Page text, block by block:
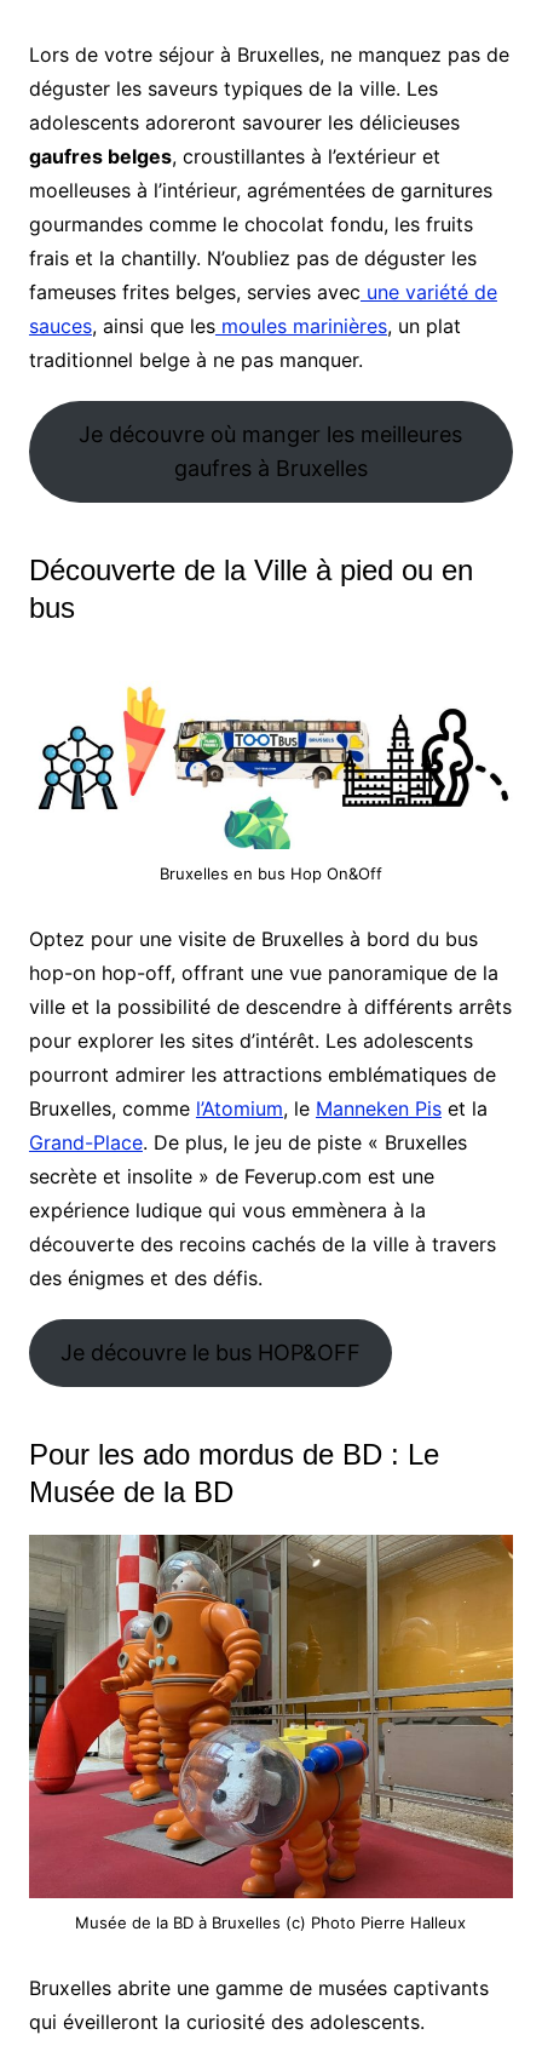
Lors de votre séjour à Bruxelles, ne manquez pas de
déguster les saveurs typiques de la ville. Les
adolescents adoreront savourer les délicieuses
gaufres belges, croustillantes à l’extérieur et
moelleuses à l’intérieur, agrémentées de garnitures
gourmandes comme le chocolat fondu, les fruits
frais et la chantilly. N’oubliez pas de déguster les
fameuses frites belges, servies avec une variété de
sauces, ainsi que lesmoules marinières, un plat
traditionnel belge à ne pas manquer.
Je découvre où manger les meilleures
gaufres à Bruxelles
Découverte de la Ville à pied ou en
bus
Bruxelles en bus Hop On&Off
Optez pour une visite de Bruxelles à bord du bus
hop-on hop-off, offrant une vue panoramique de la
ville et la possibilité de descendre à différents arrêts
pour explorer les sites d’intérêt. Les adolescents
pourront admirer les attractions emblématiques de
Bruxelles, comme l’Atomium, le Manneken Piset la
Grand-Place. De plus, le jeu de piste « Bruxelles
secrète et insolite » de Feverup.com est une
expérience ludique qui vous emmènera à la
découverte des recoins cachés de la ville à travers
des énigmes et des défis.
Je découvre le bus HOP&OFF
Pour les ado mordus de BD : Le
Musée de la BD
Musée de la BD à Bruxelles (c) Photo Pierre Halleux
Bruxelles abrite une gamme de musées captivants
qui éveilleront la curiosité des adolescents.